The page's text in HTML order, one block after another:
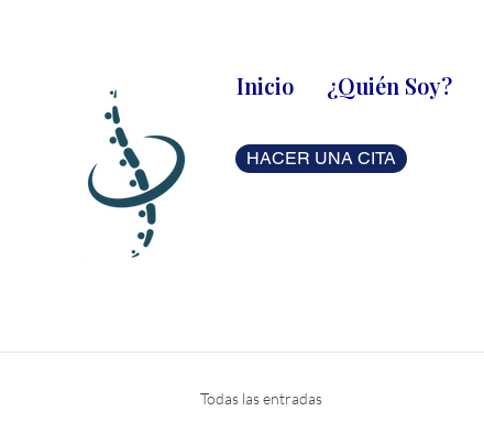
Inicio ¿Quién Soy?
HACER UNA CITA
Todas las entradas